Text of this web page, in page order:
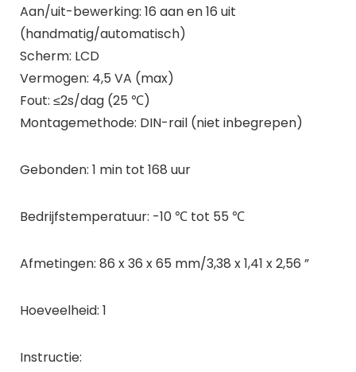
Aan/uit-bewerking: 16 aan en 16 uit
(handmatig/automatisch)
Scherm: LCD
Vermogen: 4,5 VA (max)
Fout: ≤2s/dag (25 ℃)
Montagemethode: DIN-rail (niet inbegrepen)
Gebonden: 1 min tot 168 uur
Bedrijfstemperatuur: -10 ℃ tot 55 ℃
Afmetingen: 86 x 36 x 65 mm/3,38 x 1,41 x 2,56 ”
Hoeveelheid: 1
Instructie: